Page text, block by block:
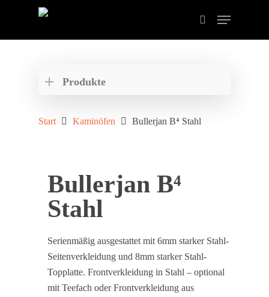
schließen der Suche.
Produkte
Start Kaminöfen Bullerjan B⁴ Stahl
Bullerjan B⁴
Stahl
Serienmäßig ausgestattet mit 6mm starker Stahl-
Seitenverkleidung und 8mm starker Stahl-
Topplatte. Frontverkleidung in Stahl – optional
mit Teefach oder Frontverkleidung aus